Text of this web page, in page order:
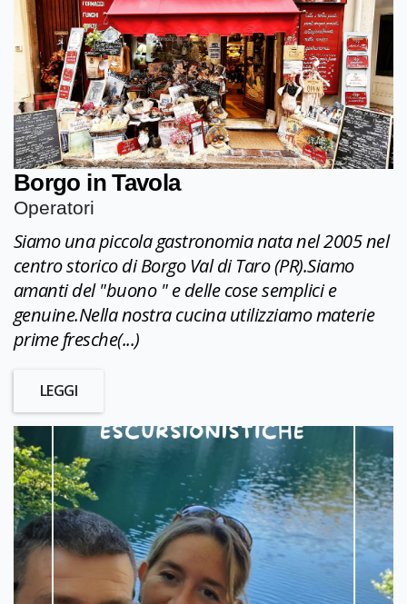
Borgo in Tavola
Operatori
Siamo una piccola gastronomia nata nel 2005 nel
centro storico di Borgo Val di Taro (PR).Siamo
amanti del "buono " e delle cose semplici e
genuine.Nella nostra cucina utilizziamo materie
prime fresche(...)
LEGGI